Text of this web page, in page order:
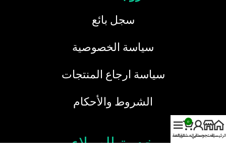
سجل بائع
سياسة الخصوصية
سياسة ارجاع المنتجات
الشروط والأحكام
خدمة العملاء الرئيسيةالمتجرحسابي
0
سلة المشتريات
القائمة